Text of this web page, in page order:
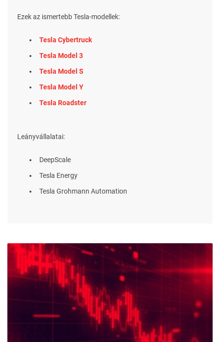
Ezek az ismertebb Tesla-modellek:
Tesla Cybertruck
Tesla Model 3
Tesla Model S
Tesla Model Y
Tesla Roadster
Leányvállalatai:
DeepScale
Tesla Energy
Tesla Grohmann Automation